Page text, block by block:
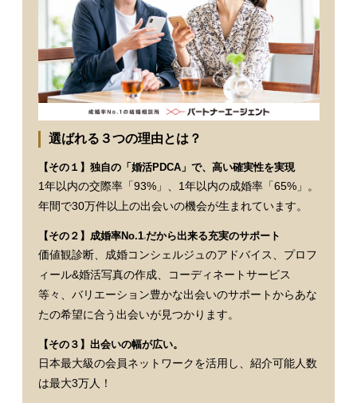
選ばれる３つの理由とは？
【その１】独自の「婚活PDCA」で、高い確実性を実現
1年以内の交際率「93%」、1年以内の成婚率「65%」。
年間で30万件以上の出会いの機会が生まれています。
【その２】成婚率No.1※だから出来る充実のサポート
価値観診断、成婚コンシェルジュのアドバイス、プロフ
ィール&婚活写真の作成、コーディネートサービス
等々、バリエーション豊かな出会いのサポートからあな
たの希望に合う出会いが見つかります。
【その３】出会いの幅が広い。
日本最大級の会員ネットワークを活用し、紹介可能人数
は最大3万人！